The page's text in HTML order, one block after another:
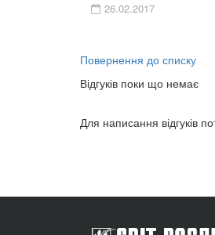
26.02.2017
Повернення до списку
Відгуків поки що немає
Для написання відгуків